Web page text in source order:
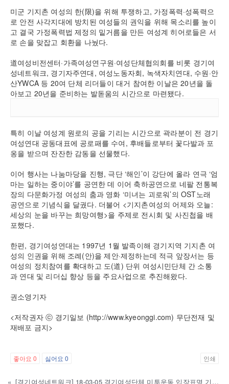
미군 기지촌 여성의 한(限)을 위해 투쟁하고, 가정폭력·성폭력으
로 안전 사각지대에 방치된 여성들의 권익을 위해 목소리를 높이
고 결국 가정폭력법 제정의 밑거름을 만든 여성계 히어로들은 서
로 손을 맞잡고 회환을 나눴다.
道여성비전센터·가족여성연구원·여성단체협의회를 비롯 경기여
성네트워크, 경기자주연대, 여성노동자회, 녹색자치연대, 수원·안
산YWCA 등 20여 단체 리더들이 대거 참여한 이날은 20년을 돌
아보고 20년을 준비하는 발돋움의 시간으로 마련됐다.
특히 이날 여성계 원로의 공을 기리는 시간으로 곽라분이 전 경기
여성연대 공동대표에 공로패를 수여, 후배들로부터 꽃다발과 포
옹을 받으며 잔잔한 감동을 선물했다.
이어 행사는 나눔마당을 진행, 극단 ‘해인’이 강단에 올라 연극 ‘엄
마는 일하는 중이야’를 공연한 데 이어 축하공연으로 네팔 전통복
장의 다문화가정 여성의 춤과 영화 ‘미녀는 괴로워’의 OST노래
공연으로 기념식을 달궜다. 더불어 <기지촌여성의 어제와 오늘:
세상의 눈을 바꾸는 희망여행>을 주제로 전시회 및 사진첩을 배
포했다.
한편, 경기여성연대는 1997년 1월 발족이해 경기지역 기지촌 여
성의 인권을 위해 조례(안)을 제안·제정하는데 적극 앞장서는 등
여성의 정치참여를 확대하고 도(道) 단위 여성시민단체 간 소통
과 연대 및 리더십 향상 등을 주요사업으로 추진해왔다.
권소영기자
<저작권자 ⓒ 경기일보 (http://www.kyeonggi.com) 무단전재 및
재배포 금지>
좋아요 0 싫어요0 인쇄
«
[경기여성네트워크] 18-03-05 경기여성단체 미투운동 입장표명 기자회견